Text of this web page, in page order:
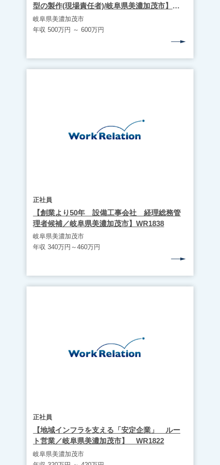
型の製作(現場責任者)/岐阜県美濃加茂市】
WR1853
岐阜県美濃加茂市
年収 500万円 ～ 600万円
正社員
【創業より50年 設備工事会社 経理総務管
理者候補／岐阜県美濃加茂市】WR1838
岐阜県美濃加茂市
年収 340万円～460万円
正社員
【地域インフラを支える「安定企業」 ルー
ト営業／岐阜県美濃加茂市】 WR1822
岐阜県美濃加茂市